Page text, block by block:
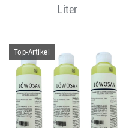
Liter
Top-Artikel